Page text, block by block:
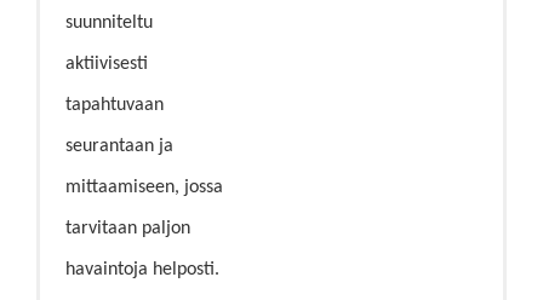
suunniteltu
aktiivisesti
tapahtuvaan
seurantaan ja
mittaamiseen, jossa
tarvitaan paljon
havaintoja helposti.